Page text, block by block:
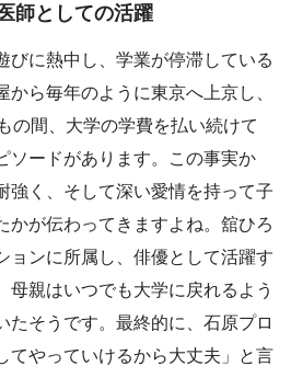
師としての活躍
びに熱中し、学業が停滞している
から毎年のように東京へ上京し、
の間、大学の学費を払い続けて
ソードがあります。この事実か
強く、そして深い愛情を持って子
かが伝わってきますよね。舘ひろ
ョンに所属し、俳優として活躍す
母親はいつでも大学に戻れるよう
たそうです。最終的に、石原プロ
てやっていけるから大丈夫」と言